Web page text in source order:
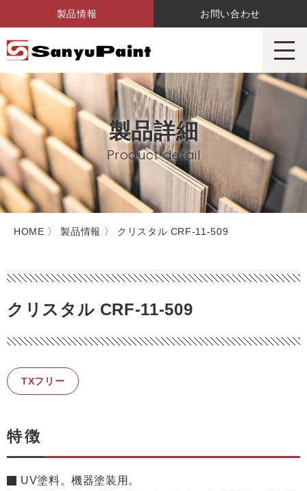
サンユーペイント株式会社
製品情報 お問い合わせ
製品詳細
Product detail
HOME 〉 製品情報 〉 クリスタル CRF-11-509
クリスタル CRF-11-509
TXフリー
特徴
UV塗料。機器塗装用。